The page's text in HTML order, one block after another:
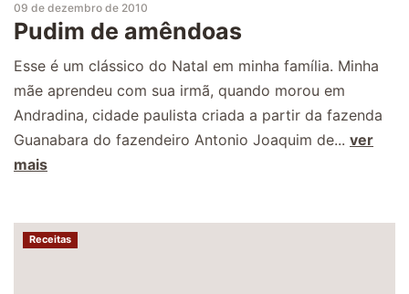
09 de dezembro de 2010
Pudim de amêndoas
Esse é um clássico do Natal em minha família. Minha
mãe aprendeu com sua irmã, quando morou em
Andradina, cidade paulista criada a partir da fazenda
Guanabara do fazendeiro Antonio Joaquim de... ver
mais
Receitas